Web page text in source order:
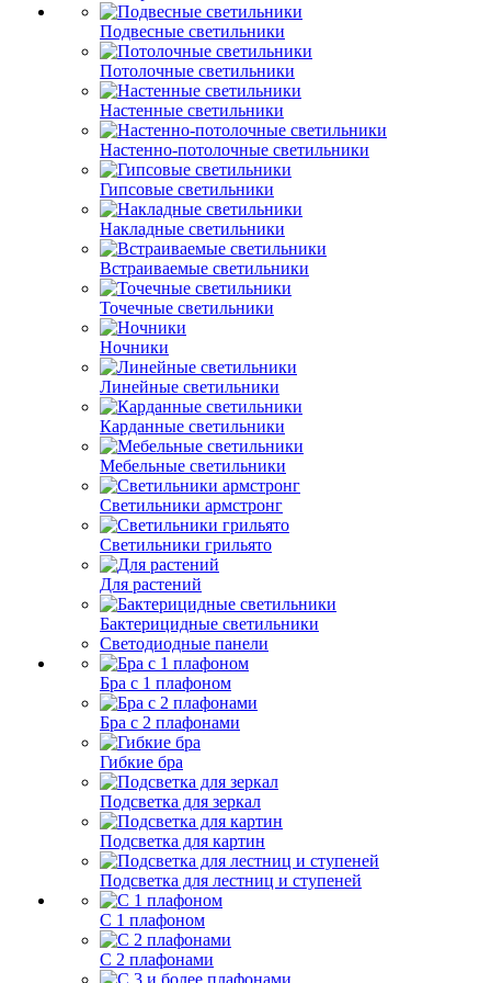
Подвесные светильники
Потолочные светильники
Настенные светильники
Настенно-потолочные светильники
Гипсовые светильники
Накладные светильники
Встраиваемые светильники
Точечные светильники
Ночники
Линейные светильники
Карданные светильники
Мебельные светильники
Светильники армстронг
Светильники грильято
Для растений
Бактерицидные светильники
Светодиодные панели
Бра с 1 плафоном
Бра с 2 плафонами
Гибкие бра
Подсветка для зеркал
Подсветка для картин
Подсветка для лестниц и ступеней
С 1 плафоном
С 2 плафонами